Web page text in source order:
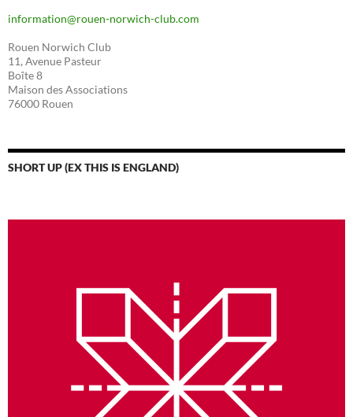
information@rouen-norwich-club.com
Rouen Norwich Club
11, Avenue Pasteur
Boîte 8
Maison des Associations
76000 Rouen
SHORT UP (EX THIS IS ENGLAND)